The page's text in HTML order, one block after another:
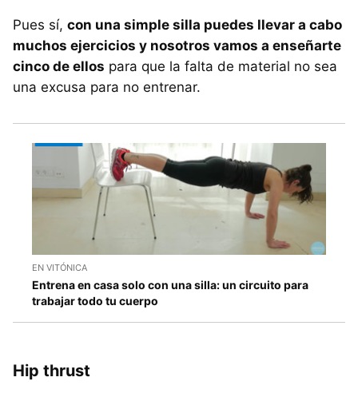
Pues sí, con una simple silla puedes llevar a cabo
muchos ejercicios y nosotros vamos a enseñarte
cinco de ellos para que la falta de material no sea
una excusa para no entrenar.
EN VITÓNICA
Entrena en casa solo con una silla: un circuito para
trabajar todo tu cuerpo
Hip thrust